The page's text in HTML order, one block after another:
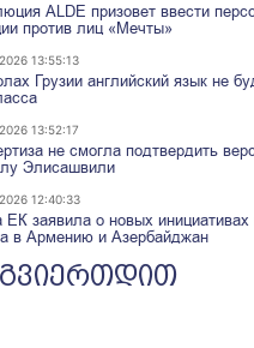
ALDE призовет ввести
против лиц «Мечты»
13:55:13
Грузии английский язык не
13:52:17
не смогла подтвердить
Элисашвили
12:40:33
ЕК заявила о новых
в Армению и Азербайджан